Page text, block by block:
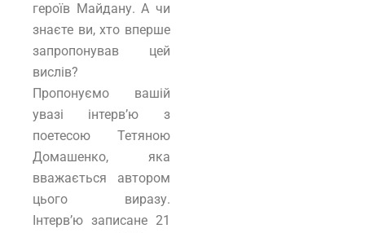
героїв Майдану. А чи
знаєте ви, хто вперше
запропонував цей
вислів?
Пропонуємо вашій
увазі інтерв’ю з
поетесою Тетяною
Домашенко, яка
вважається автором
цього виразу.
Інтерв’ю записане 21